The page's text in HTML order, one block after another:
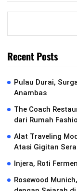
Recent Posts
Pulau Durai,
Anambas
The Coach
dari Rumah
Alat Traveling
Atasi Gigitan
Injera, Roti
Rosewood